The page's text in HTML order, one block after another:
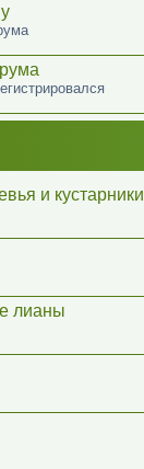
и кустарники
лианы